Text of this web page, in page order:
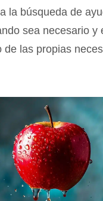
la búsqueda de
sea necesario y
de las propias